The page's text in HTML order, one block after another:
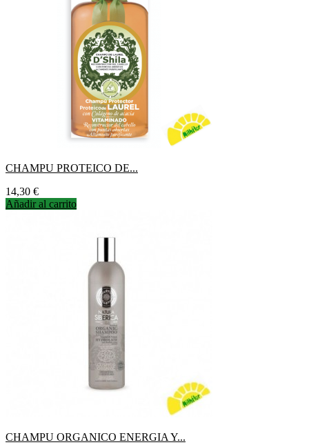
CHAMPU PROTEICO DE...
Precio
14,30 €
Añadir al carrito
CHAMPU ORGANICO ENERGIA Y...